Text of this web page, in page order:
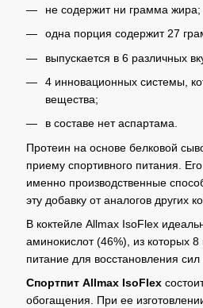
не содержит ни грамма жира;
одна порция содержит 27
выпускается в 6 различных
4 инновационных системы,
вещества;
в составе нет аспартама.
Протеин на основе белковой
приему спортивного питания.
именно производственные
эту добавку от аналогов других
В коктейле Allmax IsoFlex
аминокислот (46%), из которых
питание для восстановления
Спортпит Allmax IsoFlex
обогащения. При ее